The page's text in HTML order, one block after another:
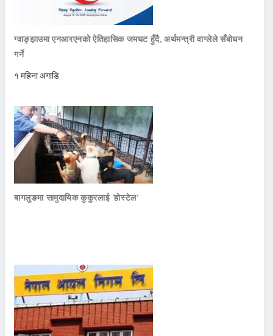
ग्वाङ्झाउमा एनआरएनको ऐतिहासिक जमघट हुँदै, अर्थमन्त्री वाग्लेले सँबोधन
गर्ने
१ महिना अगाडि
बागलुङमा सामुदायिक कुकुरलाई ‘होस्टेल’